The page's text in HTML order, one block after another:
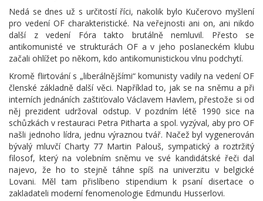
Nedá se dnes už s určitostí říci, nakolik bylo Kučerovo myšlení
pro vedení OF charakteristické. Na veřejnosti ani on, ani nikdo
další z vedení Fóra takto brutálně nemluvil. Přesto se
antikomunisté ve strukturách OF a v jeho poslaneckém klubu
začali ohlížet po někom, kdo antikomunistickou vlnu podchytí.
Kromě flirtování s „liberálnějšími“ komunisty vadily na vedení OF
členské základně další věci. Například to, jak se na sněmu a při
interních jednáních zaštiťovalo Václavem Havlem, přestože si od
něj prezident udržoval odstup. V pozdním létě 1990 sice na
schůzkách v restauraci Petra Pitharta a spol. vyzýval, aby pro OF
našli jednoho lídra, jednu výraznou tvář. Načež byl vygenerován
bývalý mluvčí Charty 77 Martin Palouš, sympatický a roztržitý
filosof, který na volebním sněmu ve své kandidátské řeči dal
najevo, že ho to stejně táhne spíš na univerzitu v belgické
Lovani. Měl tam přislíbeno stipendium k psaní disertace o
zakladateli moderní fenomenologie Edmundu Husserlovi.